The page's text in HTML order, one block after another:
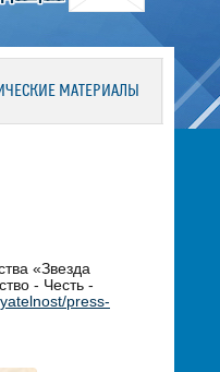
МАТЕРИАЛЫ
«Звезда
- Честь -
press-